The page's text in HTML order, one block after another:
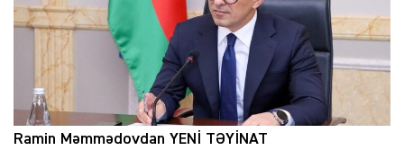
Ramin Məmmədovdan YENİ TƏYİNAT